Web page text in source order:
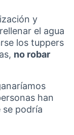
y
el agua
los tuppers
no robar
han
podría